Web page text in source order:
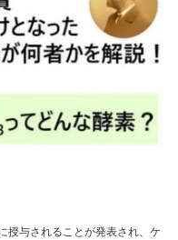
授与されることが発表され、ケ